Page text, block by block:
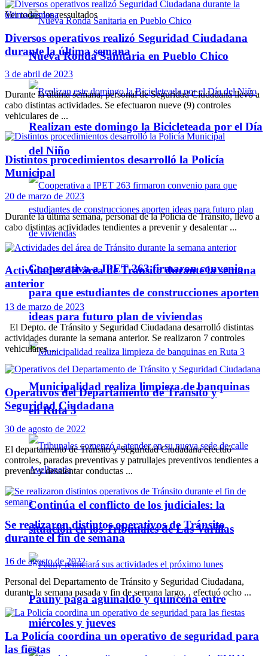
Nueva Ronda Sanitaria en Pueblo Chico
Realizan este domingo la Bicicleteada por el Día
del Niño
Cooperativa a IPET 263 firmaron convenio
para que estudiantes de construcciones aporten
ideas para futuro plan de viviendas
Municipalidad realiza limpieza de banquinas
en Ruta 3
Continúa el conflicto de los judiciales: la
situación en los Tribunales de Las Varillas
Pauny paga aguinaldo y quincena entre
miércoles y jueves
Ver todos los ressultados
Diversos operativos realizó Seguridad Ciudadana
durante la última semana
3 de abril de 2023
Durante la última semana, personal de Seguridad Ciudadana llevó a
cabo distintas actividades. Se efectuaron nueve (9) controles
vehiculares de ...
Distintos procedimientos desarrolló la Policía
Municipal
20 de marzo de 2023
Durante la última semana, personal de la Policía de Tránsito, llevó a
cabo distintas actividades tendientes a prevenir y desalentar ...
Actividades del área de Tránsito durante la semana
anterior
13 de marzo de 2023
El Depto. de Tránsito y Seguridad Ciudadana desarrolló distintas
actividades durante la semana anterior. Se realizaron 7 controles
vehiculares ...
Operativos del Departamento de Tránsito y
Seguridad Ciudadana
30 de agosto de 2022
El departamento de Tránsito y Seguridad Ciudadana efectuó
controles, paradas preventivas y patrullajes preventivos tendientes a
prevenir y desalentar conductas ...
Se realizaron distintos operativos de Tránsito
durante el fin de semana
16 de agosto de 2022
Personal del Departamento de Tránsito y Seguridad Ciudadana,
durante la semana pasada y fin de semana largo, , efectuó ocho ...
La Policía coordina un operativo de seguridad para
las fiestas